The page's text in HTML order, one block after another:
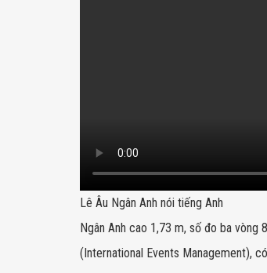
Lê Âu Ngân Anh nói tiếng Anh
Ngân Anh cao 1,73 m, số đo ba
(International Events Management),